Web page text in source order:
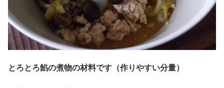
とろとろ餡の煮物の材料です（作りやすい分量）